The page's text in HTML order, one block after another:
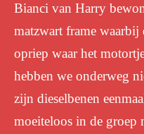
Bianci van Harry
matzwart frame
opriep waar het
hebben we onderweg
zijn dieselbenen
moeiteloos in de groep